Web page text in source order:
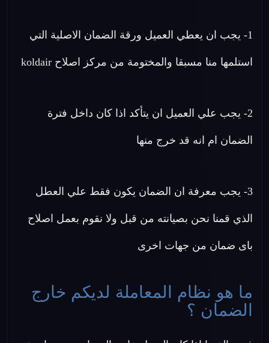
1- يجب ان يعطي العميل ورقة الضمان الاصلية التي
استلمها منا مسبقا والمختومة من مركز اصلاح koldair
2- يجب علي العميل ان يتأكد اذا كان داخل فترة
الضمان ام انه قد خرج منها
3- يجب معرفة ان الضمان يكون فقط علي العطل
الذي قمنا نحن بصيانته من قبل ولا نقوم بعمل اصلاح
باى ضمان من جهات اخرى
ما هو نظام المعاملة لديكم خارج
الضمان ؟